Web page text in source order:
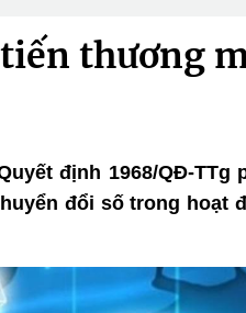
thương
định 1968/QĐ-TTg
đổi số trong hoạt